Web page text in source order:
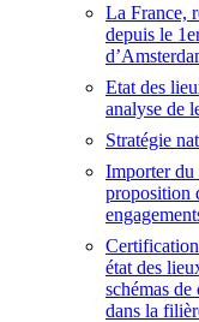
La France,
depuis le
Etat des
analyse de
Stratégie
Importer du
proposition
état des
schémas
dans la